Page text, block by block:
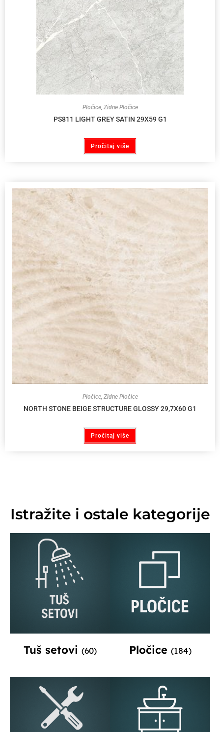
Pločice, Zidne Pločice
PS811 LIGHT GREY SATIN 29X59 G1
Pročitaj više
Pločice, Zidne Pločice
NORTH STONE BEIGE STRUCTURE GLOSSY 29,7X60 G1
Pročitaj više
Istražite i ostale kategorije
Tuš setovi (60) Pločice (184)